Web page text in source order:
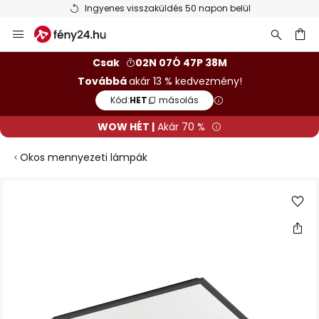
Ingyenes visszaküldés 50 napon belül
Ugrás
a
Csak
02N 07Ó 47P 38M
Továbbáakár 13 % kedvezmény!
Kód:HET másolás
WOW HÉT | Akár 70 %
Okos mennyezeti lámpák